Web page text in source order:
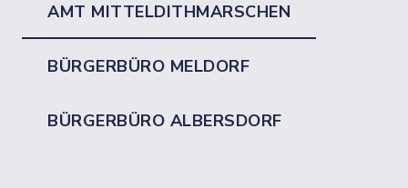
AMT MITTELDITHMARSCHEN
BÜRGERBÜRO MELDORF
BÜRGERBÜRO ALBERSDORF